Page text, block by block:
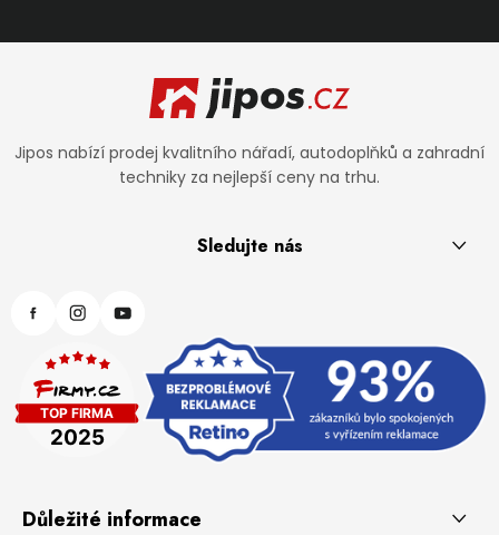
Jipos nabízí prodej kvalitního nářadí, autodoplňků a zahradní
techniky za nejlepší ceny na trhu.
Sledujte nás
Důležité informace